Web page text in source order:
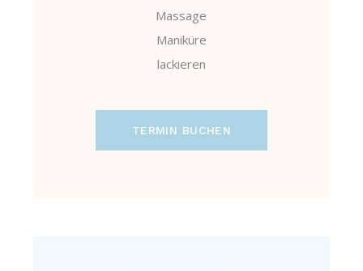
Massage
Maniküre
lackieren
TERMIN BUCHEN